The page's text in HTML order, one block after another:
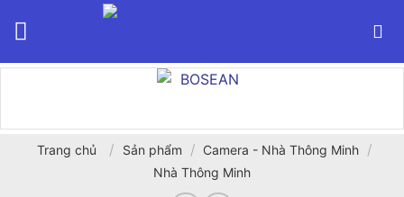
Trang chủ / Sản phẩm / Camera - Nhà Thông Minh /
Nhà Thông Minh